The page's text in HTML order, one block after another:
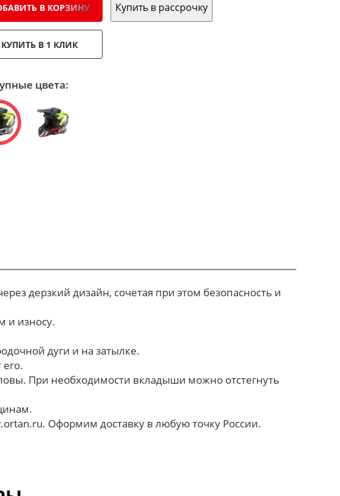
В КОРЗИНУ Купить в рассрочку
КУПИТЬ В 1 КЛИК
цвета:
дерзкий дизайн, сочетая при этом безопасность и
и износу.
дуги и на затылке.
При необходимости вкладыши можно отстегнуть
Оформим доставку в любую точку России.